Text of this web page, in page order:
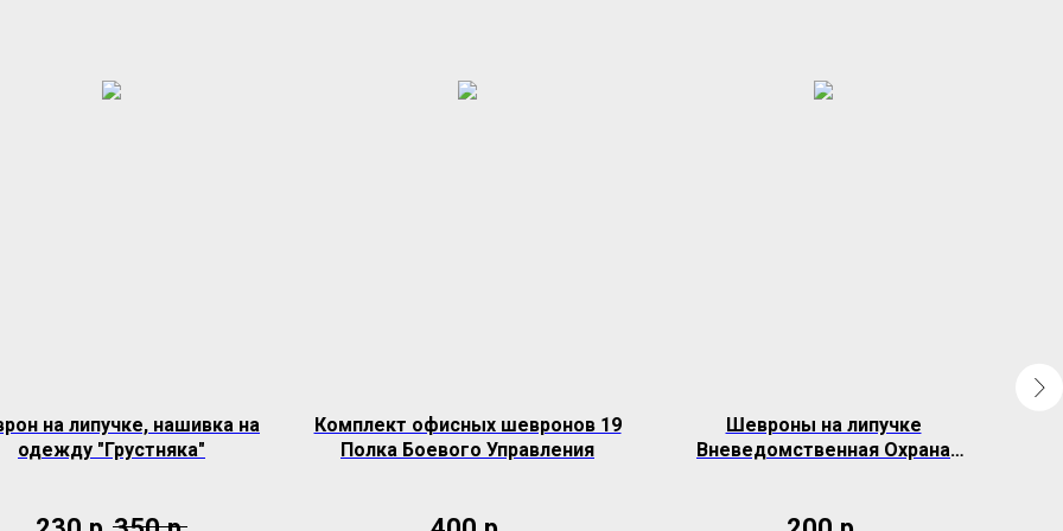
на липучке, нашивка на
одежду "Грустняка"
Комплект офисных шевронов 19
Полка Боевого Управления
Шевроны на липучке
Вневедомственная Охрана